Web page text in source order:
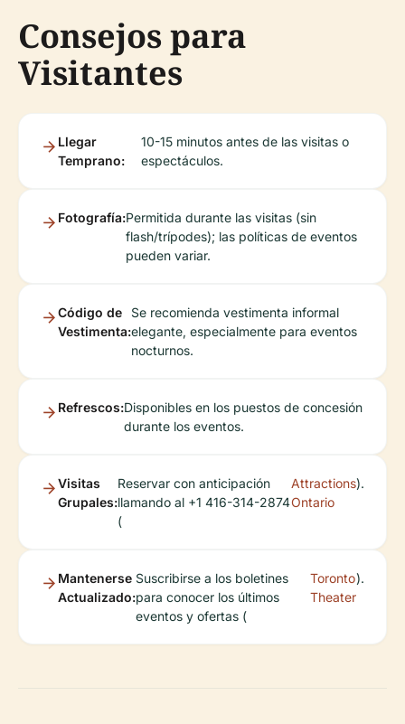
Consejos para
Visitantes
Llegar
Temprano:
10-15 minutos antes de las visitas o
espectáculos.
Fotografía:Permitida durante las visitas (sin
flash/trípodes); las políticas de eventos
pueden variar.
Código de
Vestimenta:
Se recomienda vestimenta informal
elegante, especialmente para eventos
nocturnos.
Refrescos:Disponibles en los puestos de concesión
durante los eventos.
Visitas
Grupales:
Reservar con anticipación
llamando al +1 416-314-2874
(
Attractions
Ontario
).
Mantenerse
Actualizado:
Suscribirse a los boletines
para conocer los últimos
eventos y ofertas (
Toronto
Theater
).